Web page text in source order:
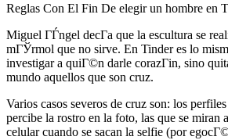
Reglas Con El Fin De elegir un hombre en
Miguel ГЃngel decГ­a que la escultura se
mГЎrmol que no sirve. En Tinder es lo
investigar a quiГ©n darle corazГіn, sino
mundo aquellos que son cruz.
Varios casos severos de cruz son: los
percibe la rostro en la foto, las que se miran
celular cuando se sacan la selfie (por